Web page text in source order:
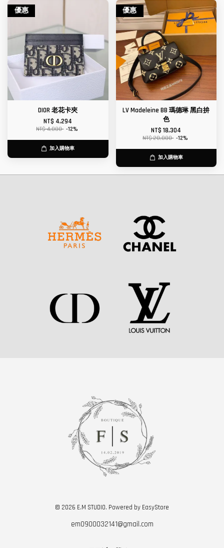
優惠
DIOR 老花卡夾
NT$ 4,294
NT$ 4,880 -12%
加入購物車
優惠
LV Madeleine BB 瑪德琳 黑白拚
色
NT$ 18,304
NT$ 20,800 -12%
加入購物車
© 2026 E.M STUDIO. Powered by EasyStore
em0900032141@gmail.com